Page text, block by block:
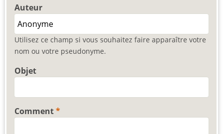
Auteur
Utilisez ce champ si vous souhaitez faire apparaître votre
nom ou votre pseudonyme.
Objet
Comment